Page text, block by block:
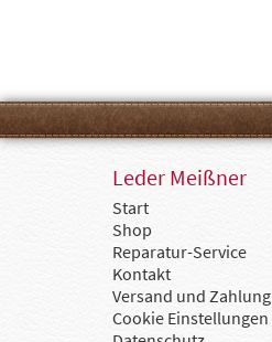
Leder Meißner
Start
Shop
Reparatur-Service
Kontakt
Versand und Zahlung
Cookie Einstellungen